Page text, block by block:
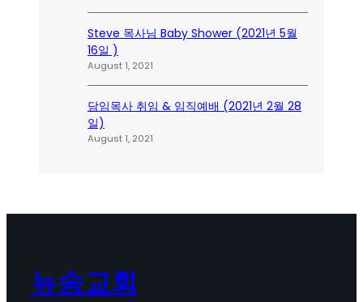
Steve 목사님 Baby Shower (2021년 5월
16일 )
August 1, 2021
담임목사 취임 & 임직예배 (2021년 2월 28
일)
August 1, 2021
뉴송교회